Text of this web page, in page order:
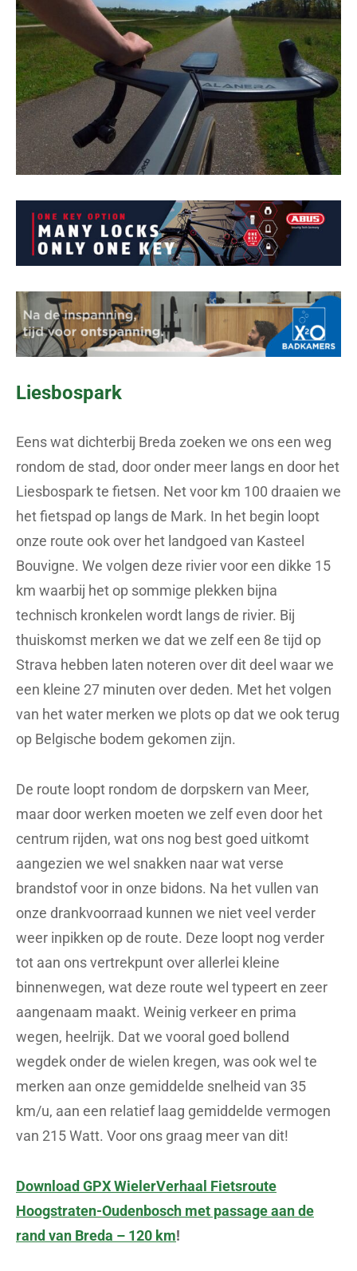
Liesbospark
Eens wat dichterbij Breda zoeken we ons een weg
rondom de stad, door onder meer langs en door het
Liesbospark te fietsen. Net voor km 100 draaien we
het fietspad op langs de Mark. In het begin loopt
onze route ook over het landgoed van Kasteel
Bouvigne. We volgen deze rivier voor een dikke 15
km waarbij het op sommige plekken bijna
technisch kronkelen wordt langs de rivier. Bij
thuiskomst merken we dat we zelf een 8e tijd op
Strava hebben laten noteren over dit deel waar we
een kleine 27 minuten over deden. Met het volgen
van het water merken we plots op dat we ook terug
op Belgische bodem gekomen zijn.
De route loopt rondom de dorpskern van Meer,
maar door werken moeten we zelf even door het
centrum rijden, wat ons nog best goed uitkomt
aangezien we wel snakken naar wat verse
brandstof voor in onze bidons. Na het vullen van
onze drankvoorraad kunnen we niet veel verder
weer inpikken op de route. Deze loopt nog verder
tot aan ons vertrekpunt over allerlei kleine
binnenwegen, wat deze route wel typeert en zeer
aangenaam maakt. Weinig verkeer en prima
wegen, heelrijk. Dat we vooral goed bollend
wegdek onder de wielen kregen, was ook wel te
merken aan onze gemiddelde snelheid van 35
km/u, aan een relatief laag gemiddelde vermogen
van 215 Watt. Voor ons graag meer van dit!
Download GPX WielerVerhaal Fietsroute
Hoogstraten-Oudenbosch met passage aan de
rand van Breda – 120 km!